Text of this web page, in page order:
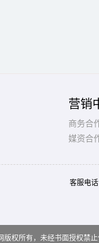
营销
商务合
媒资合
客服电
版权所有，未经书面授权